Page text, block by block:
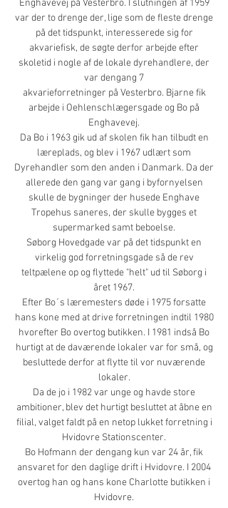
Enghavevej på Vesterbro. I slutningen af 1959
var der to drenge der, lige som de fleste drenge
på det tidspunkt, interesserede sig for
akvariefisk, de søgte derfor arbejde efter
skoletid i nogle af de lokale dyrehandlere, der
var dengang 7
akvarieforretninger på Vesterbro. Bjarne fik
arbejde i Oehlenschlægersgade og Bo på
Enghavevej.
Da Bo i 1963 gik ud af skolen fik han tilbudt en
læreplads, og blev i 1967 udlært som
Dyrehandler som den anden i Danmark. Da der
allerede den gang var gang i byfornyelsen
skulle de bygninger der husede Enghave
Tropehus saneres, der skulle bygges et
supermarked samt beboelse.
Søborg Hovedgade var på det tidspunkt en
virkelig god forretningsgade så de rev
teltpælene op og flyttede "helt" ud til Søborg i
året 1967.
Efter Bo´s læremesters døde i 1975 forsatte
hans kone med at drive forretningen indtil 1980
hvorefter Bo overtog butikken. I 1981 indså Bo
hurtigt at de daværende lokaler var for små, og
besluttede derfor at flytte til vor nuværende
lokaler.
Da de jo i 1982 var unge og havde store
ambitioner, blev det hurtigt besluttet at åbne en
filial, valget faldt på en netop lukket forretning i
Hvidovre Stationscenter.
Bo Hofmann der dengang kun var 24 år, fik
ansvaret for den daglige drift i Hvidovre. I 2004
overtog han og hans kone Charlotte butikken i
Hvidovre.